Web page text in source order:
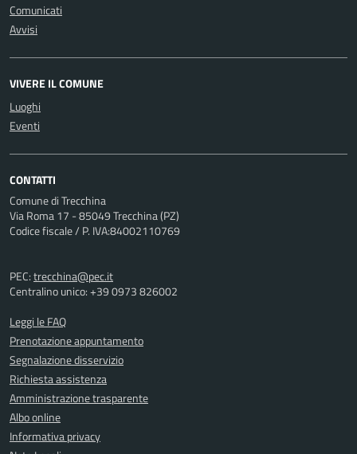
Comunicati
Avvisi
VIVERE IL COMUNE
Luoghi
Eventi
CONTATTI
Comune di Trecchina
Via Roma 17 - 85049 Trecchina (PZ)
Codice fiscale / P. IVA:84002110769
PEC:trecchina@pec.it
Centralino unico: +39 0973 826002
Leggi le FAQ
Prenotazione appuntamento
Segnalazione disservizio
Richiesta assistenza
Amministrazione trasparente
Albo online
Informativa privacy